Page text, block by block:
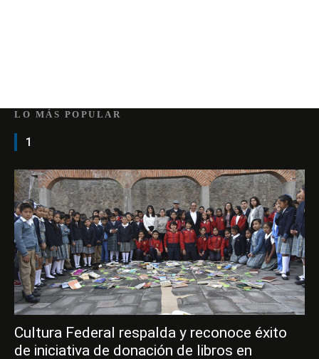
LO MÁS POPULAR
1
Cultura Federal respalda y reconoce éxito
de iniciativa de donación de libros en